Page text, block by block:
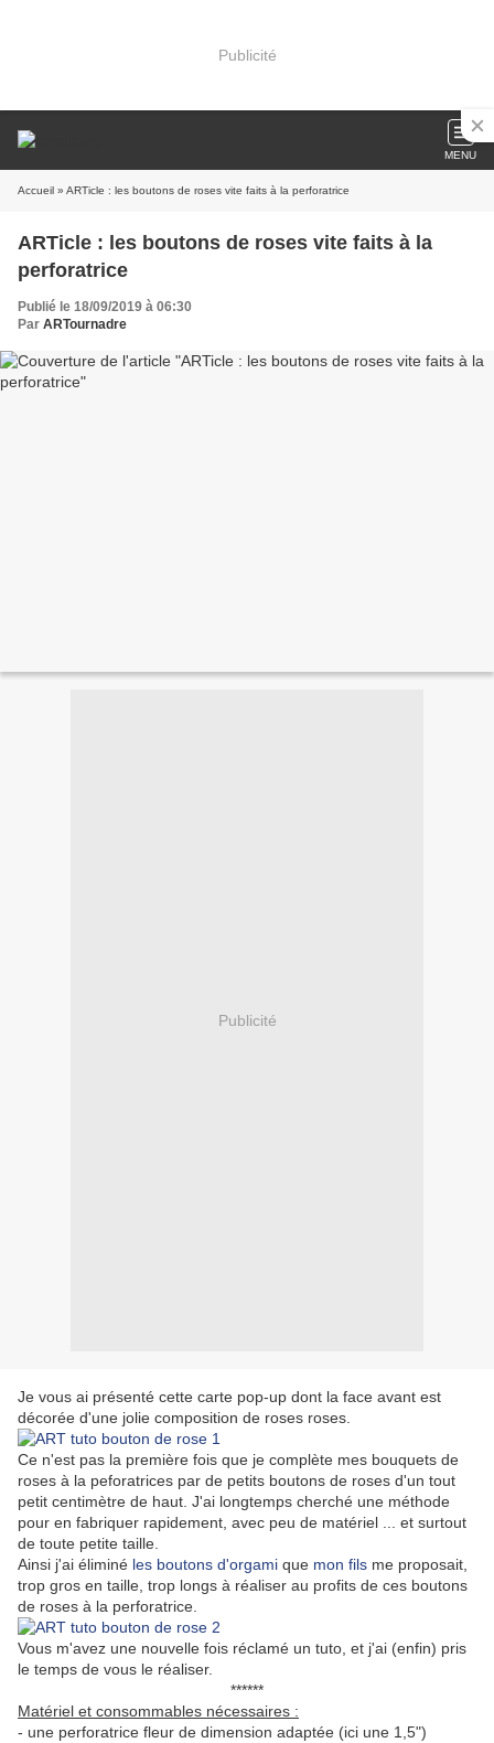
Publicité
MENU
Accueil » ARTicle : les boutons de roses vite faits à la perforatrice
ARTicle : les boutons de roses vite faits à la
perforatrice
Publié le 18/09/2019 à 06:30
Par ARTournadre
Publicité
Je vous ai présenté cette carte pop-up dont la face avant est
décorée d'une jolie composition de roses roses.
Ce n'est pas la première fois que je complète mes bouquets de
roses à la peforatrices par de petits boutons de roses d'un tout
petit centimètre de haut. J'ai longtemps cherché une méthode
pour en fabriquer rapidement, avec peu de matériel ... et surtout
de toute petite taille.
Ainsi j'ai éliminé les boutons d'orgami que mon fils me proposait,
trop gros en taille, trop longs à réaliser au profits de ces boutons
de roses à la perforatrice.
Vous m'avez une nouvelle fois réclamé un tuto, et j'ai (enfin) pris
le temps de vous le réaliser.
******
Matériel et consommables nécessaires :
- une perforatrice fleur de dimension adaptée (ici une 1,5")